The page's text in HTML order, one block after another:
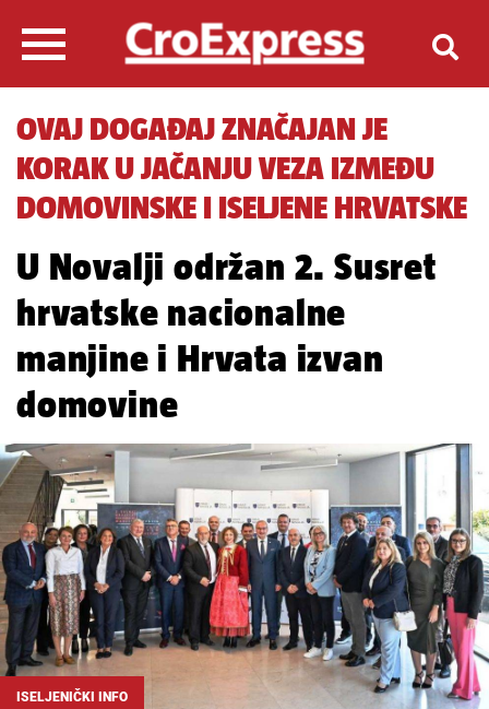
OVAJ DOGAĐAJ ZNAČAJAN JE
KORAK U JAČANJU VEZA IZMEĐU
DOMOVINSKE I ISELJENE HRVATSKE
U Novalji održan 2. Susret
hrvatske nacionalne
manjine i Hrvata izvan
domovine
ISELJENIČKI INFO